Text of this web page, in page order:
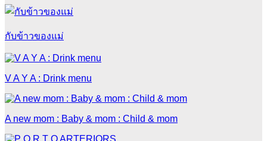
กับข้าวของแม่
V A Y A : Drink menu
A new mom : Baby & mom : Child & mom